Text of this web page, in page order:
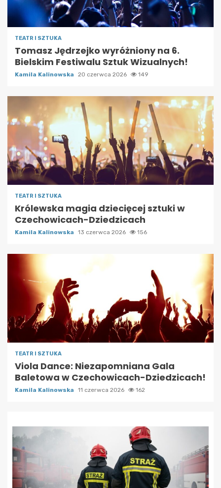
TEATR I SZTUKA
Tomasz Jędrzejko wyróżniony na 6.
Bielskim Festiwalu Sztuk Wizualnych!
Kamila Kalinowska 20 czerwca 2026 149
TEATR I SZTUKA
Królewska magia dziecięcej sztuki w
Czechowicach-Dziedzicach
Kamila Kalinowska 13 czerwca 2026 156
TEATR I SZTUKA
Viola Dance: Niezapomniana Gala
Baletowa w Czechowicach-Dziedzicach!
Kamila Kalinowska 11 czerwca 2026 162